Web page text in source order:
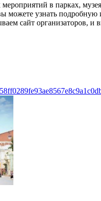
в парках,
можете узнать
сайт организаторов,